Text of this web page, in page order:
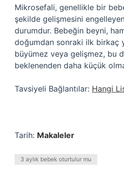
Mikrosefali, genellikle bir
şekilde gelişmesini
durumdur. Bebeğin beyni,
doğumdan sonraki ilk birkaç
büyümez veya gelişmez, bu
beklenenden daha küçük
Tavsiyeli Bağlantılar: Hangi
Tarih: Makaleler
3 aylık bebek oturtulur mu